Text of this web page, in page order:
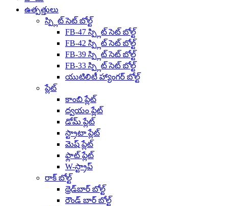
ఉత్పత్తులు
స్ప్లిట్ సెట్ బోల్ట్
FB-47 స్ప్లిట్ సెట్ బోల్ట్
FB-42 స్ప్లిట్ సెట్ బోల్ట్
FB-39 స్ప్లిట్ సెట్ బోల్ట్
FB-33 స్ప్లిట్ సెట్ బోల్ట్
యుటిలిటీ హ్యాంగర్ బోల్ట్
ప్లేట్
కాంబి ప్లేట్
ద్వయం ప్లేట్
డోమ్ ప్లేట్
స్ట్రాటా ప్లేట్
మెష్ ప్లేట్
ఫ్లాట్ ప్లేట్
W-స్ట్రాప్
రాక్ బోల్ట్
థ్రెడ్‌బార్ బోల్ట్
రౌండ్ బార్ బోల్ట్